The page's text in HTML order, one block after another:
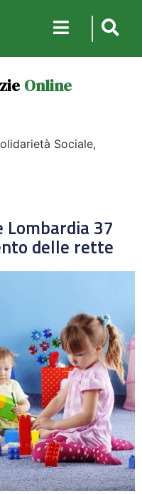
Online
Sociale,
Lombardia 37
delle rette